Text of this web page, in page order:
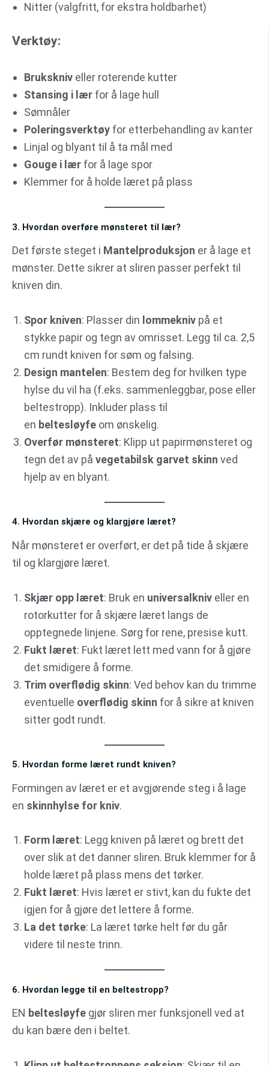
Nitter (valgfritt, for ekstra holdbarhet)
Verktøy:
Brukskniv eller roterende kutter
Stansing i lær for å lage hull
Sømnåler
Poleringsverktøy for etterbehandling av kanter
Linjal og blyant til å ta mål med
Gouge i lær for å lage spor
Klemmer for å holde læret på plass
3. Hvordan overføre mønsteret til lær?
Det første steget i Mantelproduksjon er å lage et
mønster. Dette sikrer at sliren passer perfekt til
kniven din.
Spor kniven: Plasser din lommekniv på et
stykke papir og tegn av omrisset. Legg til ca. 2,5
cm rundt kniven for søm og falsing.
Design mantelen: Bestem deg for hvilken type
hylse du vil ha (f.eks. sammenleggbar, pose eller
beltestropp). Inkluder plass til
en beltesløyfe om ønskelig.
Overfør mønsteret: Klipp ut papirmønsteret og
tegn det av på vegetabilsk garvet skinn ved
hjelp av en blyant.
4. Hvordan skjære og klargjøre læret?
Når mønsteret er overført, er det på tide å skjære
til og klargjøre læret.
Skjær opp læret: Bruk en universalkniv eller en
rotorkutter for å skjære læret langs de
opptegnede linjene. Sørg for rene, presise kutt.
Fukt læret: Fukt læret lett med vann for å gjøre
det smidigere å forme.
Trim overflødig skinn: Ved behov kan du trimme
eventuelle overflødig skinn for å sikre at kniven
sitter godt rundt.
5. Hvordan forme læret rundt kniven?
Formingen av læret er et avgjørende steg i å lage
en skinnhylse for kniv.
Form læret: Legg kniven på læret og brett det
over slik at det danner sliren. Bruk klemmer for å
holde læret på plass mens det tørker.
Fukt læret: Hvis læret er stivt, kan du fukte det
igjen for å gjøre det lettere å forme.
La det tørke: La læret tørke helt før du går
videre til neste trinn.
6. Hvordan legge til en beltestropp?
EN beltesløyfe gjør sliren mer funksjonell ved at
du kan bære den i beltet.